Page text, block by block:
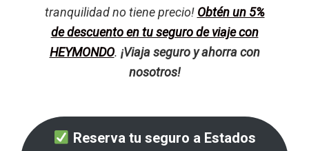
tranquilidad no tiene precio! Obtén un 5%
de descuento en tu seguro de viaje con
HEYMONDO. ¡Viaja seguro y ahorra con
nosotros!
Reserva tu seguro a Estados